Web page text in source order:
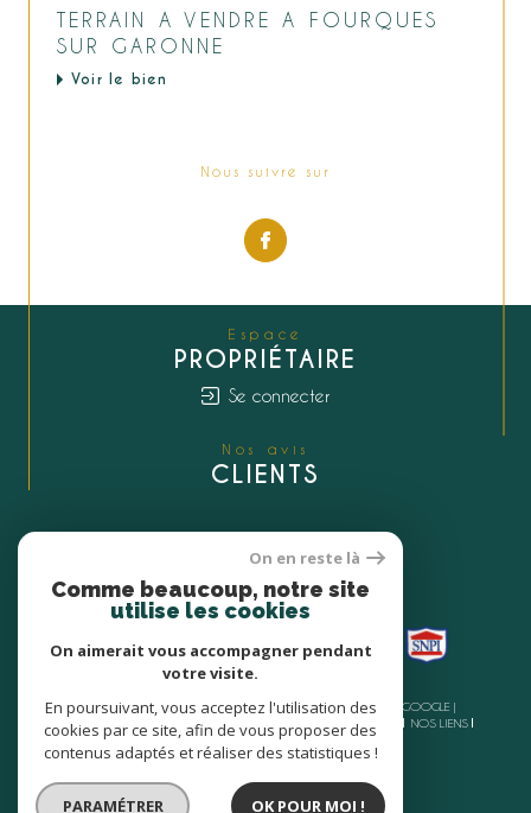
TERRAIN A VENDRE A FOURQUES
SUR GARONNE
Voir le bien
Nous suivre sur
Espace
PROPRIÉTAIRE
Se connecter
Nos avis
CLIENTS
ADHÉRONS
© 2026 | TOUS DROITS RÉSERVÉS | TRADUCTION POWERED BY GOOGLE |
NOS HONORAIRES
PLAN DU SITE
NOS LIENS
POLITIQUE RGPD
COOKIES
On en reste là
Comme beaucoup, notre site
utilise les cookies
On aimerait vous accompagner pendant
votre visite.
En poursuivant, vous acceptez l'utilisation des
cookies par ce site, afin de vous proposer des
contenus adaptés et réaliser des statistiques !
PARAMÉTRER OK POUR MOI !